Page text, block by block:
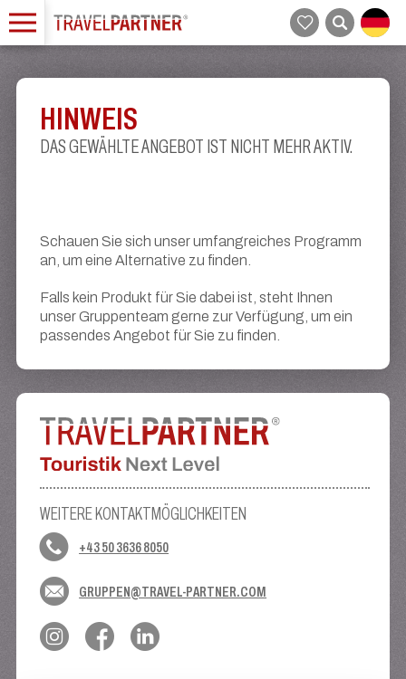
HINWEIS
DAS GEWÄHLTE ANGEBOT IST NICHT MEHR AKTIV.
Schauen Sie sich unser umfangreiches Programm
an, um eine Alternative zu finden.
Falls kein Produkt für Sie dabei ist, steht Ihnen
unser Gruppenteam gerne zur Verfügung, um ein
passendes Angebot für Sie zu finden.
WEITERE KONTAKTMÖGLICHKEITEN
+43 50 3636 8050
GRUPPEN@TRAVEL-PARTNER.COM